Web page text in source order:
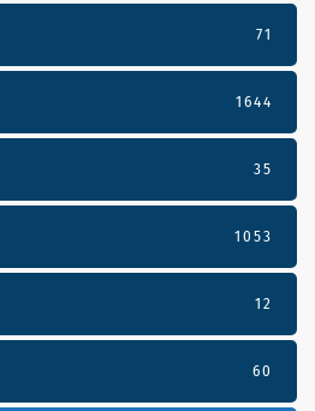
71
1644
35
1053
12
60